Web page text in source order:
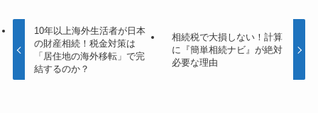
10年以上海外生活者が日本
の財産相続！税金対策は
「居住地の海外移転」で完
結するのか？
相続税で大損しない！計算
に『簡単相続ナビ』が絶対
必要な理由